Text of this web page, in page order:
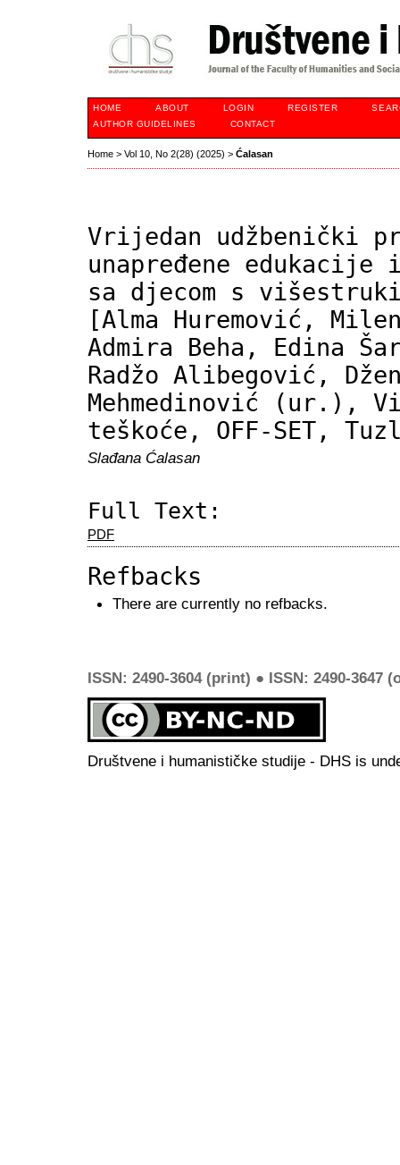
HOME ABOUT LOGIN REGISTER
AUTHOR GUIDELINES
CONTACT
Home > Vol 10, No 2(28) (2025) > Ćalasan
Vrijedan udžbenički
unapređene
sa djecom s
[Alma Huremović,
Admira Beha, Edina
Radžo Alibegović,
Mehmedinović (ur.),
teškoće, OFF-SET,
Slađana Ćalasan
Full Text:
PDF
Refbacks
There are currently no refbacks.
ISSN: 2490-3604 (print) ● ISSN: 2490-3647
Društvene i humanističke studije - DHS is